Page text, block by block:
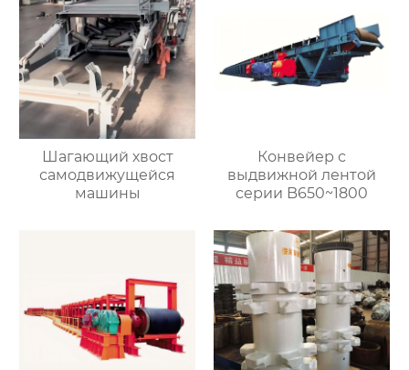
Шагающий хвост
самодвижущейся
машины
Конвейер с
выдвижной лентой
серии B650~1800